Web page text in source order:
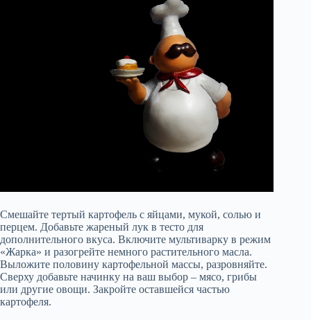
Смешайте тертый картофель с яйцами, мукой, солью и
перцем. Добавьте жареный лук в тесто для
дополнительного вкуса. Включите мультиварку в режим
«Жарка» и разогрейте немного растительного масла.
Выложите половину картофельной массы, разровняйте.
Сверху добавьте начинку на ваш выбор – мясо, грибы
или другие овощи. Закройте оставшейся частью
картофеля.